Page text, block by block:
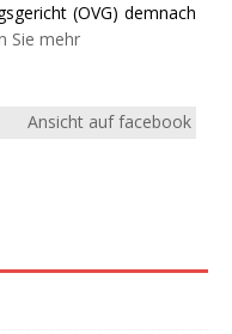
(OVG) demnach
Sie mehr
Ansicht auf facebook